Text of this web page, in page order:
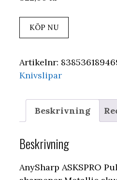
KÖP NU
Artikelnr:
Knivslipar
Beskrivning
Beskrivning
AnySharp ASKSPRO